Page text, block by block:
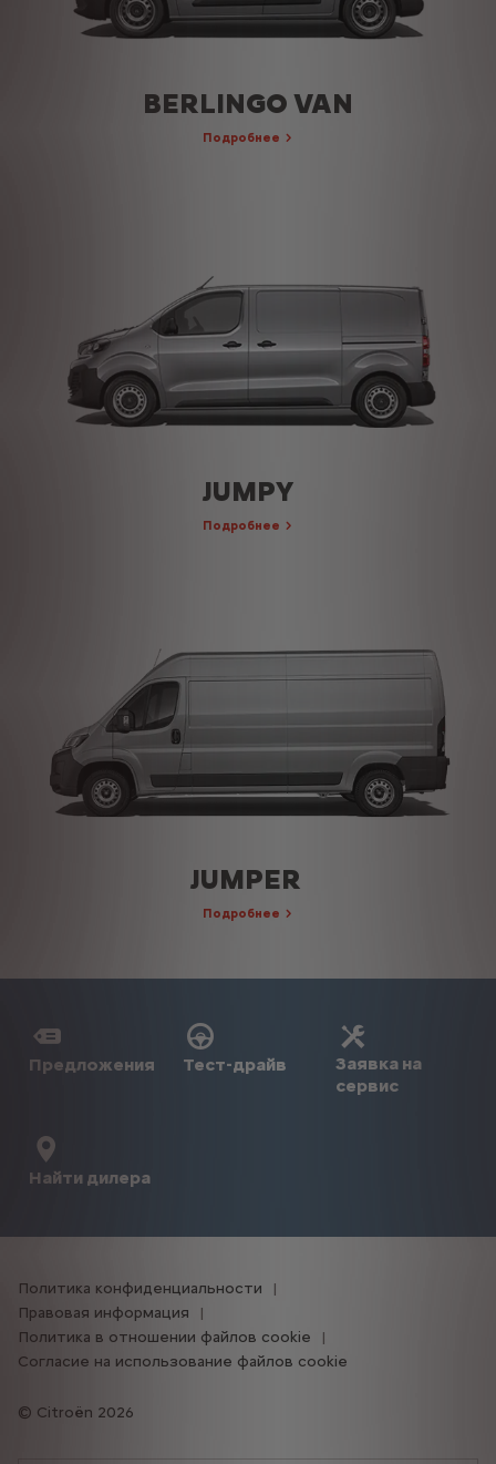
BERLINGO VAN
Подробнее
JUMPY
Подробнее
JUMPER
Подробнее
Предложения Тест-драйв
Заявка на
сервис
Найти дилера
Citroën 2026
Политика конфиденциальности
Правовая информация
Политика в отношении файлов cookie
Согласие на использование файлов cookie